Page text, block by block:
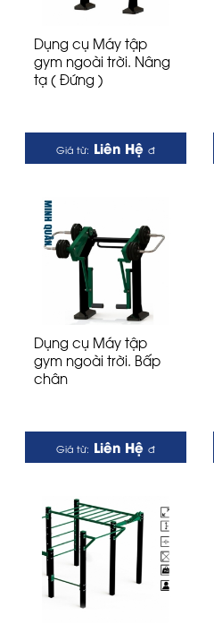
Dụng cụ Máy tập
gym ngoài trời. Nâng
tạ ( Đứng )
Giá từ: Liên Hệ đ
Dụng cụ Máy tập
gym ngoài trời. Bấp
chân
Giá từ: Liên Hệ đ